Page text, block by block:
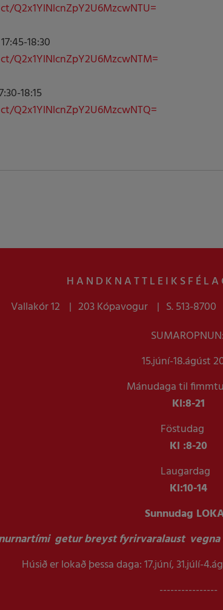
18:30
18:15
Vallakór 12
203 Kópavogur S. 513-8700
SUMAROPNUN:
15.júní-18.ágúst
Mánudaga til
Kl:8-21
Föstudag
Kl :8-20
Laugardag
Kl:10-14
Sunnudag
getur breyst fyrirvaralaust vegna
Húsið er lokað þessa daga: 17.júní, 31.júlí-
----------------